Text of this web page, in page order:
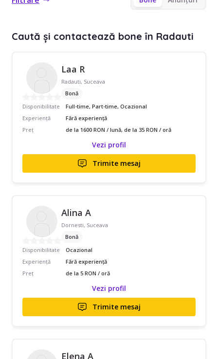
Caută și contactează bone în Radauti
Laa R
Radauti, Suceava
Bonă
Disponibilitate
Full-time, Part-time, Ocazional
Experiență
Fără experiență
Preț
de la 1600 RON / lună, de la 35 RON / oră
Vezi profil
Trimite mesaj
Alina A
Dornesti, Suceava
Bonă
Disponibilitate
Ocazional
Experiență
Fără experiență
Preț
de la 5 RON / oră
Vezi profil
Trimite mesaj
Elena A